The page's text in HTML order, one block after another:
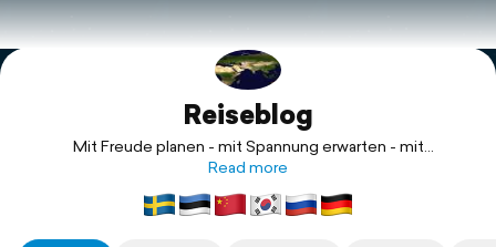
Explore
Reiseblog
Mit Freude planen - mit Spannung erwarten - mit
Begeisterung durchführen!
Read more